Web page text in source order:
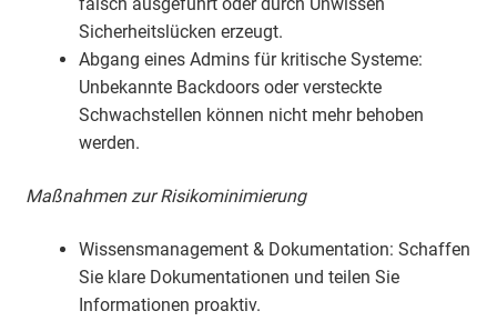
Sicherheitslücken erzeugt.
Abgang eines Admins für kritische Systeme:
Unbekannte Backdoors oder versteckte
Schwachstellen können nicht mehr behoben
werden.
Maßnahmen zur Risikominimierung
Wissensmanagement & Dokumentation: Schaffen
Sie klare Dokumentationen und teilen Sie
Informationen proaktiv.